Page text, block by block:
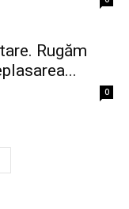
Rugăm
0